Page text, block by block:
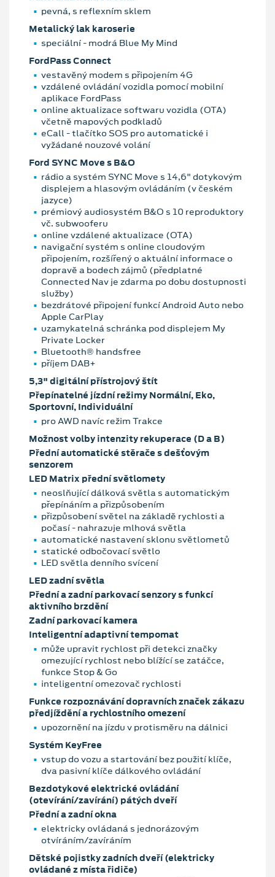
pevná, s reflexním sklem
Metalický lak karoserie
speciální - modrá Blue My Mind
FordPass Connect
vestavěný modem s připojením 4G
vzdálené ovládání vozidla pomocí mobilní
aplikace FordPass
online aktualizace softwaru vozidla (OTA)
včetně mapových podkladů
eCall - tlačítko SOS pro automatické i
vyžádané nouzové volání
Ford SYNC Move s B&O
rádio a systém SYNC Move s 14,6" dotykovým
displejem a hlasovým ovládáním (v českém
jazyce)
prémiový audiosystém B&O s 10 reproduktory
vč. subwooferu
online vzdálené aktualizace (OTA)
navigační systém s online cloudovým
připojením, rozšířený o aktuální informace o
dopravě a bodech zájmů (předplatné
Connected Nav je zdarma po dobu dostupnosti
služby)
bezdrátové připojení funkcí Android Auto nebo
Apple CarPlay
uzamykatelná schránka pod displejem My
Private Locker
Bluetooth® handsfree
příjem DAB+
5,3" digitální přístrojový štít
Přepínatelné jízdní režimy Normální, Eko,
Sportovní, Individuální
pro AWD navíc režim Trakce
Možnost volby intenzity rekuperace (D a B)
Přední automatické stěrače s dešťovým
senzorem
LED Matrix přední světlomety
neoslňující dálková světla s automatickým
přepínáním a přizpůsobením
přizpůsobení světel na základě rychlosti a
počasí - nahrazuje mlhová světla
automatické nastavení sklonu světlometů
statické odbočovací světlo
LED světla denního svícení
LED zadní světla
Přední a zadní parkovací senzory s funkcí
aktivního brzdění
Zadní parkovací kamera
Inteligentní adaptivní tempomat
může upravit rychlost při detekci značky
omezující rychlost nebo blížící se zatáčce,
funkce Stop & Go
inteligentní omezovač rychlosti
Funkce rozpoznávání dopravních značek zákazu
předjíždění a rychlostního omezení
upozornění na jízdu v protisměru na dálnici
Systém KeyFree
vstup do vozu a startování bez použití klíče,
dva pasivní klíče dálkového ovládání
Bezdotykové elektrické ovládání
(otevírání/zavírání) pátých dveří
Přední a zadní okna
elektricky ovládaná s jednorázovým
otvíráním/zavíráním
Dětské pojistky zadních dveří (elektricky
ovládané z místa řidiče)